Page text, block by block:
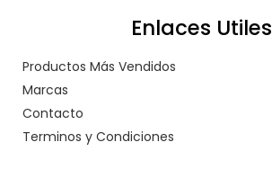
Enlaces Utiles
Productos Más Vendidos
Marcas
Contacto
Terminos y Condiciones